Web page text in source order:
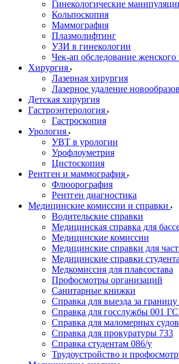
Гинекологические
Кольпоскопия
Маммография
Плазмолифтинг
УЗИ в гинекологии
Чек-ап обследование женского
Хирургия
Лазерная хирургия
Лазерное удаление
Детская хирургия
Гастроэнтерология
Гастроскопия
Урология
УВТ в урологии
Урофлоуметрия
Цистоскопия
Рентген и маммография
Флюорография
Рентген диагностика
Медицинские комиссии и справки
Водительские справки
Медицинская справка для
Медицинские комиссии
Медицинские справки для
Медицинские справки
Медкомиссия для плавсостава
Профосмотры организаций
Санитарные книжки
Справка для выезда за
Справка для госслужбы 001
Справка для маломерных судов
Справка для прокуратуры 733
Справка студентам 086/у
Трудоустройство и